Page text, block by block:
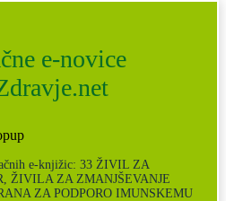
e-novice
e-knjižic: 33 ŽIVIL ZA
ŽIVILA ZA ZMANJŠEVANJE
ZA PODPORO IMUNSKEMU